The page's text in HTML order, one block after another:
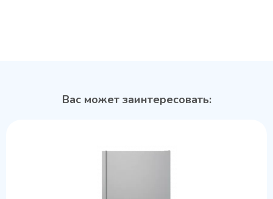
Вас может заинтересовать: